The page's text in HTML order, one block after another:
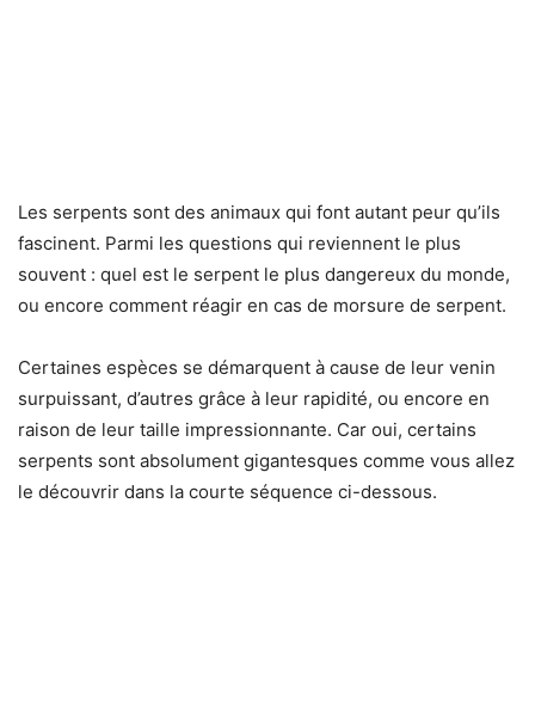
Les serpents sont des animaux qui font autant peur qu’ils
fascinent. Parmi les questions qui reviennent le plus
souvent : quel est le serpent le plus dangereux du monde,
ou encore comment réagir en cas de morsure de serpent.
Certaines espèces se démarquent à cause de leur venin
surpuissant, d’autres grâce à leur rapidité, ou encore en
raison de leur taille impressionnante. Car oui, certains
serpents sont absolument gigantesques comme vous allez
le découvrir dans la courte séquence ci-dessous.